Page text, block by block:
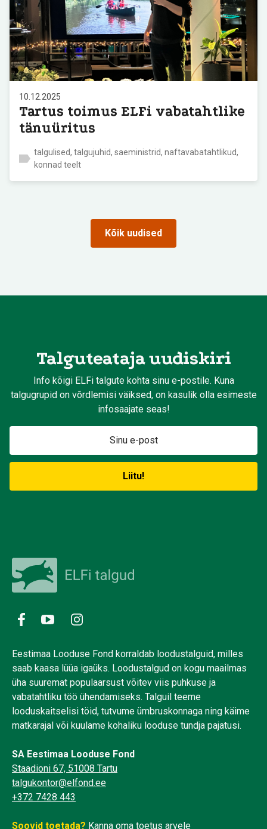
10.12.2025
Tartus toimus ELFi vabatahtlike
tänuüritus
talgulised, talgujuhid, saeministrid, naftavabatahtlikud,
konnad teelt
Kõik uudised
Talguteataja uudiskiri
Info kõigi ELFi talgute kohta sinu e-postile. Kuna
talgugrupid on võrdlemisi väiksed, on kasulik olla esimeste
infosaajate seas!
Eestimaa Looduse Fond korraldab loodustalguid, milles
saab kaasa lüüa igaüks. Loodustalgud on kogu maailmas
üha suuremat populaarsust võitev viis puhkuse ja
vabatahtliku töö ühendamiseks. Talguil teeme
looduskaitselisi töid, tutvume ümbruskonnaga ning käime
matkarajal või kuulame kohaliku looduse tundja pajatusi.
SA Eestimaa Looduse Fond
Staadioni 67, 51008 Tartu
talgukontor@elfond.ee
+372 7428 443
Soovid toetada? Kanna oma toetus arvele